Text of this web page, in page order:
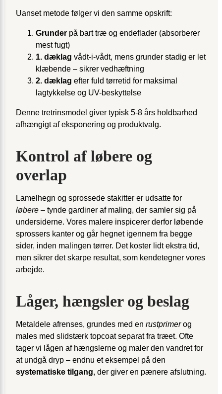
Uanset metode følger vi den samme opskrift:
Grunder på bart træ og endeflader (absorberer
mest fugt)
1. dæk­lag vådt-i-vådt, mens grunder stadig er let
klæbende – sikrer vedhæftning
2. dæk­lag efter fuld tørretid for maksimal
lagtykkelse og UV-beskyttelse
Denne tretrinsmodel giver typisk 5-8 års holdbarhed
afhængigt af eksponering og produktvalg.
Kontrol af løbere og
overlap
Lamelhegn og sprossede stakitter er udsatte for
løbere – tynde gardiner af maling, der samler sig på
undersiderne. Vores malere inspicerer derfor løbende
sprossers kanter og går hegnet igennem fra begge
sider, inden malingen tørrer. Det koster lidt ekstra tid,
men sikrer det skarpe resultat, som kendetegner vores
arbejde.
Låger, hængsler og beslag
Metaldele afrenses, grundes med en rustprimerog
males med slidstærk topcoat separat fra træet. Ofte
tager vi lågen af hængslerne og maler den vandret for
at undgå dryp – endnu et eksempel på den
systematiske tilgang, der giver en pænere afslutning.